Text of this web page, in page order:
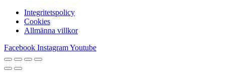
Integritetspolicy
Cookies
Allmänna villkor
Facebook InstagramYoutube